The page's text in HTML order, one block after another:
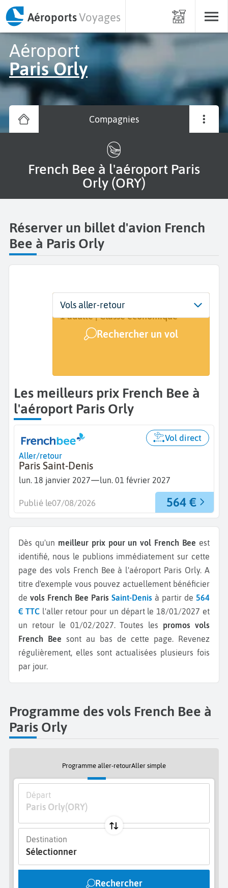
AéroportsVoyages
Aéroport
Paris Orly
Compagnies
French Bee à l'aéroport Paris
Orly (ORY)
Réserver un billet d'avion French
Bee à Paris Orly
Départ
Paris Orly (ORY)
Dates
Dates de votre voyage
Voyageurs | Classe
1 adulte | Classe économique
Rechercher un vol
Vols aller-retour
Les meilleurs prix French Bee à
l'aéroport Paris Orly
Aller/retour
Paris Saint-Denis
lun. 18 janvier 2027—lun. 01 février 2027
Vol direct
564 €
Publié le07/08/2026
Dès qu'un meilleur prix pour un vol French Bee est
identifié, nous le publions immédiatement sur cette
page des vols French Bee à l'aéroport Paris Orly. A
titre d'exemple vous pouvez actuellement bénéficier
de vols French Bee Paris Saint-Denis à partir de 564
€ TTC l'aller retour pour un départ le 18/01/2027 et
un retour le 01/02/2027.Toutes les promos vols
French Bee sont au bas de cette page. Revenez
régulièrement, elles sont actualisées plusieurs fois
par jour.
Programme des vols French Bee à
Paris Orly
Programme aller-retourAller simple
Départ
Paris Orly(ORY)
Destination
Sélectionner
Rechercher